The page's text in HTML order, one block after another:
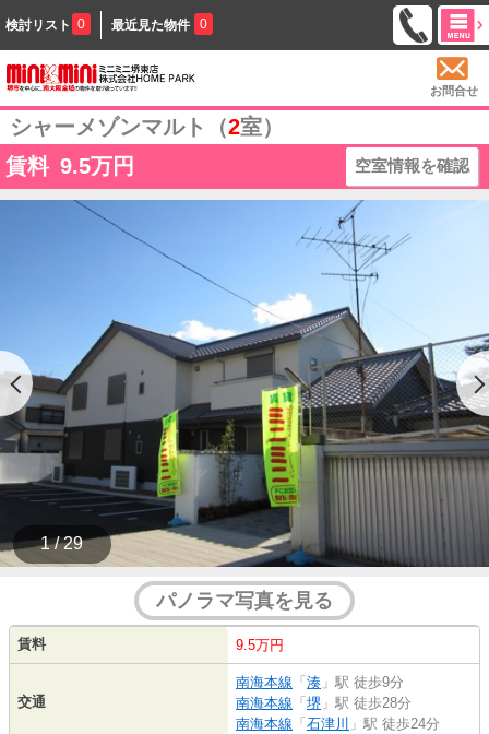
検討リスト 0 最近見た物件 0
お問合せ
シャーメゾンマルト（2室）
賃料 9.5万円 空室情報を確認
1 / 29
パノラマ写真を見る
賃料 9.5万円
交通
南海本線 「 湊 」駅 徒歩9分
南海本線 「 堺 」駅 徒歩28分
南海本線 「 石津川 」駅 徒歩24分